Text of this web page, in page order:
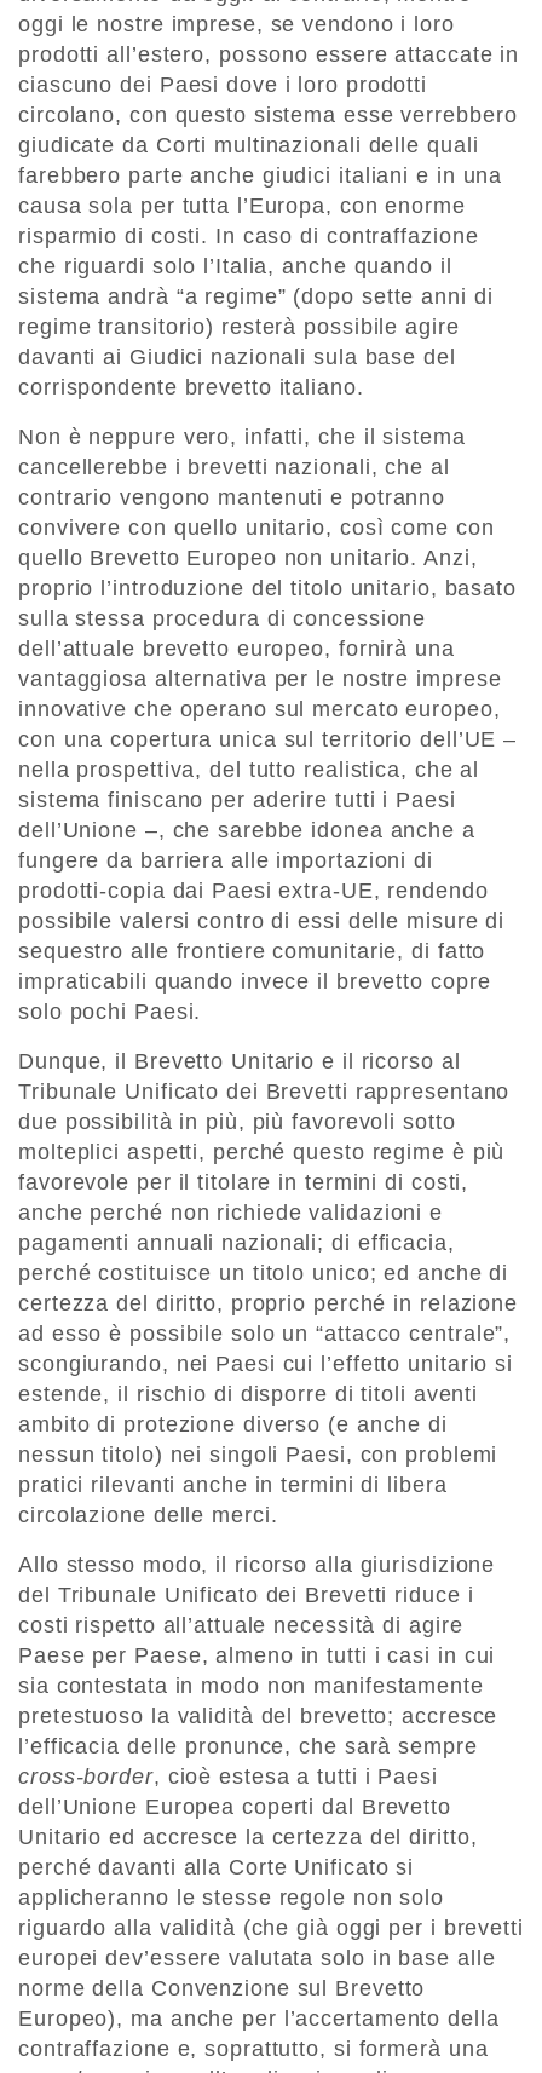
oggi le nostre imprese, se vendono i loro
prodotti all’estero, possono essere attaccate in
ciascuno dei Paesi dove i loro prodotti
circolano, con questo sistema esse verrebbero
giudicate da Corti multinazionali delle quali
farebbero parte anche giudici italiani e in una
causa sola per tutta l’Europa, con enorme
risparmio di costi. In caso di contraffazione
che riguardi solo l’Italia, anche quando il
sistema andrà “a regime” (dopo sette anni di
regime transitorio) resterà possibile agire
davanti ai Giudici nazionali sula base del
corrispondente brevetto italiano.
Non è neppure vero, infatti, che il sistema
cancellerebbe i brevetti nazionali, che al
contrario vengono mantenuti e potranno
convivere con quello unitario, così come con
quello Brevetto Europeo non unitario. Anzi,
proprio l’introduzione del titolo unitario, basato
sulla stessa procedura di concessione
dell’attuale brevetto europeo, fornirà una
vantaggiosa alternativa per le nostre imprese
innovative che operano sul mercato europeo,
con una copertura unica sul territorio dell’UE –
nella prospettiva, del tutto realistica, che al
sistema finiscano per aderire tutti i Paesi
dell’Unione –, che sarebbe idonea anche a
fungere da barriera alle importazioni di
prodotti-copia dai Paesi extra-UE, rendendo
possibile valersi contro di essi delle misure di
sequestro alle frontiere comunitarie, di fatto
impraticabili quando invece il brevetto copre
solo pochi Paesi.
Dunque, il Brevetto Unitario e il ricorso al
Tribunale Unificato dei Brevetti rappresentano
due possibilità in più, più favorevoli sotto
molteplici aspetti, perché questo regime è più
favorevole per il titolare in termini di costi,
anche perché non richiede validazioni e
pagamenti annuali nazionali; di efficacia,
perché costituisce un titolo unico; ed anche di
certezza del diritto, proprio perché in relazione
ad esso è possibile solo un “attacco centrale”,
scongiurando, nei Paesi cui l’effetto unitario si
estende, il rischio di disporre di titoli aventi
ambito di protezione diverso (e anche di
nessun titolo) nei singoli Paesi, con problemi
pratici rilevanti anche in termini di libera
circolazione delle merci.
Allo stesso modo, il ricorso alla giurisdizione
del Tribunale Unificato dei Brevetti riduce i
costi rispetto all’attuale necessità di agire
Paese per Paese, almeno in tutti i casi in cui
sia contestata in modo non manifestamente
pretestuoso la validità del brevetto; accresce
l’efficacia delle pronunce, che sarà sempre
cross-border, cioè estesa a tutti i Paesi
dell’Unione Europea coperti dal Brevetto
Unitario ed accresce la certezza del diritto,
perché davanti alla Corte Unificato si
applicheranno le stesse regole non solo
riguardo alla validità (che già oggi per i brevetti
europei dev’essere valutata solo in base alle
norme della Convenzione sul Brevetto
Europeo), ma anche per l’accertamento della
contraffazione e, soprattutto, si formerà una